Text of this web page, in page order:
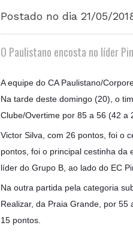
Postado no dia 21/05/
O Paulistano encosta no líder
A equipe do CA Paulistano/
Na tarde deste domingo (20), o
Clube/Overtime por 85 a 56 (42 a
Victor Silva, com 26 pontos, foi o
pontos, foi o principal cestinha da
líder do Grupo B, ao lado do EC
Na outra partida pela categoria
Realizar, da Praia Grande, por
15 pontos.